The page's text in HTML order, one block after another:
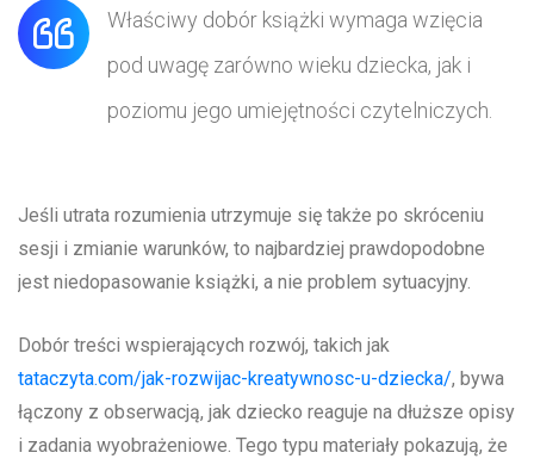
Właściwy dobór książki wymaga wzięcia
pod uwagę zarówno wieku dziecka, jak i
poziomu jego umiejętności czytelniczych.
Jeśli utrata rozumienia utrzymuje się także po skróceniu
sesji i zmianie warunków, to najbardziej prawdopodobne
jest niedopasowanie książki, a nie problem sytuacyjny.
Dobór treści wspierających rozwój, takich jak
tataczyta.com/jak-rozwijac-kreatywnosc-u-dziecka/, bywa
łączony z obserwacją, jak dziecko reaguje na dłuższe opisy
i zadania wyobrażeniowe. Tego typu materiały pokazują, że